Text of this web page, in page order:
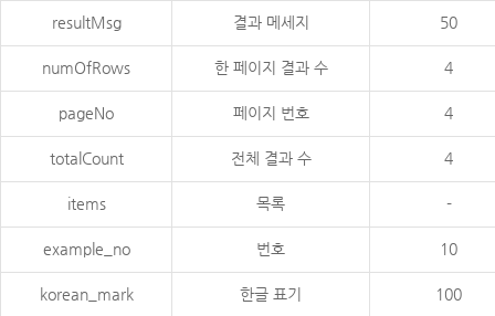
resultMsg 결과 메세지 50
numOfRows 한 페이지 결과 수 4
pageNo 페이지 번호 4
totalCount 전체 결과 수 4
items 목록 -
example_no 번호 10
korean_mark 한글 표기 100